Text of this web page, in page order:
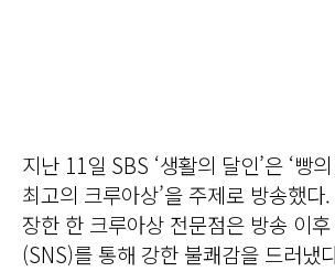
지난 11일 SBS ‘생활의 달인’은 ‘빵
최고의 크루아상’을 주제로 방송했
장한 한 크루아상 전문점은 방송 이
(SNS)를 통해 강한 불쾌감을 드러냈